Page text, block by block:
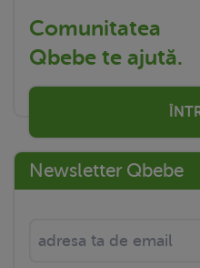
Comunitatea
Qbebe te ajută.
Newsletter Qbebe